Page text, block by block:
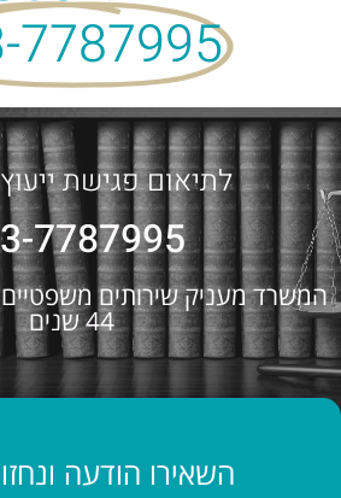
7787995
לתיאום פגישת
7787995
המשרד מעניק שירותים
44 שנים
השאירו הודעה